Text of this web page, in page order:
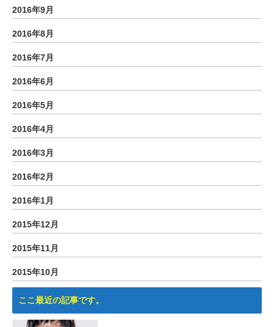
2016年9月
2016年8月
2016年7月
2016年6月
2016年5月
2016年4月
2016年3月
2016年2月
2016年1月
2015年12月
2015年11月
2015年10月
ここ最近の記事です。